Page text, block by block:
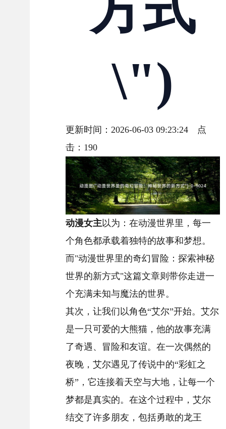
\")
更新时间：2026-06-03 09:23:24 点
击： 190
动漫女主以为：在动漫世界里，每一
个角色都承载着独特的故事和梦想。
而"动漫世界里的奇幻冒险：探索神秘
世界的新方式"这篇文章则带你走进一
个充满未知与魔法的世界。
其次，让我们以角色“艾尔”开始。艾尔
是一只可爱的大熊猫，他的故事充满
了奇遇、冒险和友谊。在一次偶然的
夜晚，艾尔遇见了传说中的“彩虹之
桥”，它连接着天空与大地，让每一个
梦都是真实的。在这个过程中，艾尔
结交了许多朋友，包括勇敢的龙王